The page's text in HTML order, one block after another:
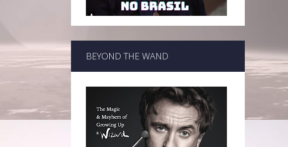
BEYOND THE WAND